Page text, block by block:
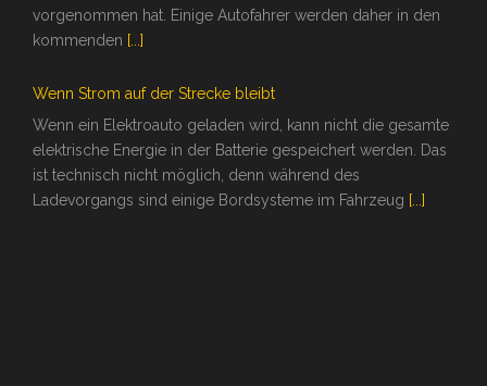
vorgenommen hat. Einige Autofahrer werden daher in den
kommenden [...]
Wenn Strom auf der Strecke bleibt
Wenn ein Elektroauto geladen wird, kann nicht die gesamte
elektrische Energie in der Batterie gespeichert werden. Das
ist technisch nicht möglich, denn während des
Ladevorgangs sind einige Bordsysteme im Fahrzeug [...]